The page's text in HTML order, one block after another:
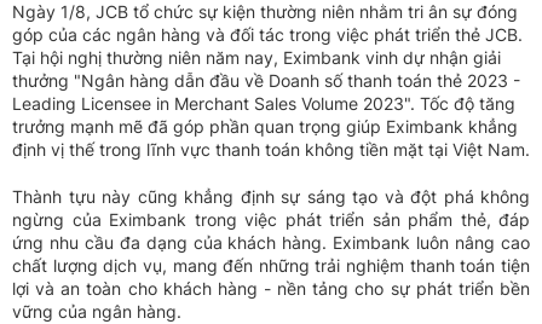
Ngày 1/8, JCB tổ chức sự kiện thường niên nhằm tri ân sự đóng
góp của các ngân hàng và đối tác trong việc phát triển thẻ JCB.
Tại hội nghị thường niên năm nay, Eximbank vinh dự nhận giải
thưởng "Ngân hàng dẫn đầu về Doanh số thanh toán thẻ 2023 -
Leading Licensee in Merchant Sales Volume 2023". Tốc độ tăng
trưởng mạnh mẽ đã góp phần quan trọng giúp Eximbank khẳng
định vị thế trong lĩnh vực thanh toán không tiền mặt tại Việt Nam.
Thành tựu này cũng khẳng định sự sáng tạo và đột phá không
ngừng của Eximbank trong việc phát triển sản phẩm thẻ, đáp
ứng nhu cầu đa dạng của khách hàng. Eximbank luôn nâng cao
chất lượng dịch vụ, mang đến những trải nghiệm thanh toán tiện
lợi và an toàn cho khách hàng - nền tảng cho sự phát triển bền
vững của ngân hàng.